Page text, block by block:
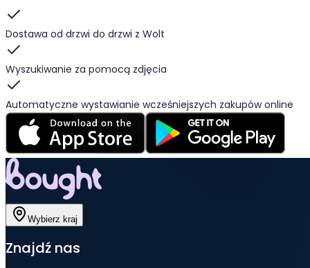
Dostawa od drzwi do drzwi z Wolt
Wyszukiwanie za pomocą zdjęcia
Automatyczne wystawianie wcześniejszych zakupów online
Wybierz kraj
Znajdź nas